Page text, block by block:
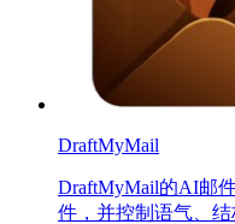
DraftMyMail
DraftMyMail的AI邮
件，并控制语气、结